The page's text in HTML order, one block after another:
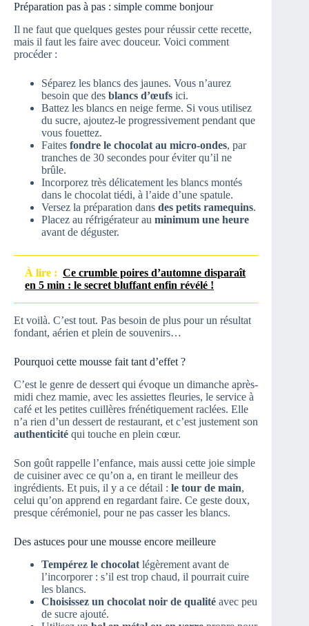
Préparation pas à pas : simple comme bonjour
Il ne faut que quelques gestes pour réussir cette recette,
mais il faut les faire avec douceur. Voici comment
procéder :
Séparez les blancs des jaunes. Vous n’aurez
besoin que des blancs d’œufs ici.
Battez les blancs en neige ferme. Si vous utilisez
du sucre, ajoutez-le progressivement pendant que
vous fouettez.
Faites fondre le chocolat au micro-ondes, par
tranches de 30 secondes pour éviter qu’il ne
brûle.
Incorporez très délicatement les blancs montés
dans le chocolat tiédi, à l’aide d’une spatule.
Versez la préparation dans des petits ramequins.
Placez au réfrigérateur au minimum une heure
avant de déguster.
À lire : Ce crumble poires d’automne disparaît
en 5 min : le secret bluffant enfin révélé !
Et voilà. C’est tout. Pas besoin de plus pour un résultat
fondant, aérien et plein de souvenirs…
Pourquoi cette mousse fait tant d’effet ?
C’est le genre de dessert qui évoque un dimanche après-
midi chez mamie, avec les assiettes fleuries, le service à
café et les petites cuillères frénétiquement raclées. Elle
n’a rien d’un dessert de restaurant, et c’est justement son
authenticité qui touche en plein cœur.
Son goût rappelle l’enfance, mais aussi cette joie simple
de cuisiner avec ce qu’on a, en tirant le meilleur des
ingrédients. Et puis, il y a ce détail : le tour de main,
celui qu’on apprend en regardant faire. Ce geste doux,
presque cérémoniel, pour ne pas casser les blancs.
Des astuces pour une mousse encore meilleure
Tempérez le chocolat légèrement avant de
l’incorporer : s’il est trop chaud, il pourrait cuire
les blancs.
Choisissez un chocolat noir de qualité avec peu
de sucre ajouté.